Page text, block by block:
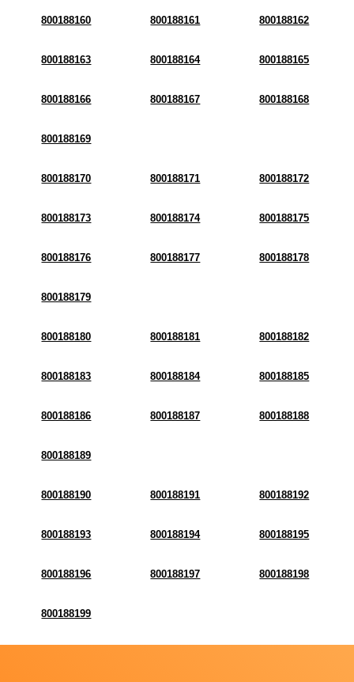
800188160 800188161 800188162
800188163 800188164 800188165
800188166 800188167 800188168
800188169
800188170 800188171 800188172
800188173 800188174 800188175
800188176 800188177 800188178
800188179
800188180 800188181 800188182
800188183 800188184 800188185
800188186 800188187 800188188
800188189
800188190 800188191 800188192
800188193 800188194 800188195
800188196 800188197 800188198
800188199